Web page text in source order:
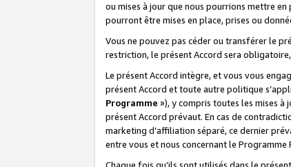
ou mises à jour que nous pourrions mettre
pourront être mises en place, prises ou
Vous ne pouvez pas céder ou transférer le
restriction, le présent Accord sera
Le présent Accord intègre, et vous vous
présent Accord et toute autre politique
Programme »), y compris toutes les mises
présent Accord prévaut. En cas de
marketing d’affiliation séparé, ce dernier
entre vous et nous concernant le